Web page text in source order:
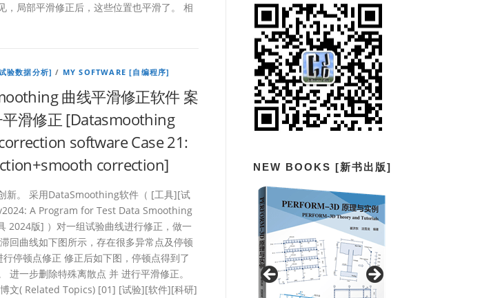
，局部平滑修正后，这些位置也平滑了。 相
验数据分析] / MY SOFTWARE [自编程序]
曲线平滑修正软件 案
滑修正 [Datasmoothing
software Case 21:
correction]
新。 采用DataSmoothing软件（ [工具][试
A Program for Test Data Smoothing
2024版] ）对一组试验曲线进行修正，做一
回曲线如下图所示，存在很多异常点及停顿
停顿点修正 修正后如下图，停顿点得到了
进一步删除特殊离散点 并 进行平滑修正。
文( Related Topics) [01] [试验][软件][科研]
NEW BOOKS [新书出版]